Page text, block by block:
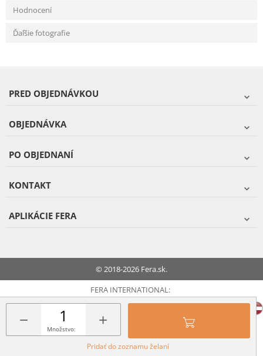
− +
Množstvo:
Pridať do zoznamu želaní
Hodnocení
Ďaľšie fotografie
PRED OBJEDNÁVKOU
OBJEDNÁVKA
PO OBJEDNANÍ
KONTAKT
APLIKÁCIE FERA
© 2018-2026 Fera.sk.
FERA INTERNATIONAL: